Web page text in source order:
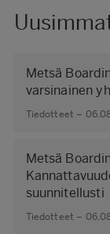
Metsä
varsinainen
Tiedotteet –
Metsä
suunnitellusti
Tiedotteet –